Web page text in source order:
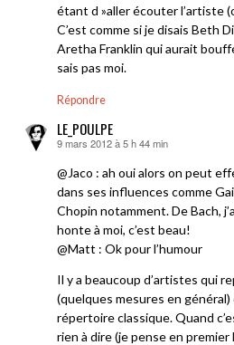
étant d »aller écouter l’artiste
C’est comme si je disais Beth
Aretha Franklin qui aurait
sais pas moi.
Répondre
LE_POULPE
dit :
9 mars 2012 à 5 h 44 min
@Jaco : ah oui alors on peut
dans ses influences comme
Chopin notamment. De Bach,
honte à moi, c’est beau!
@Matt : Ok pour l’humour
Il y a beaucoup d’artistes qui
(quelques mesures en général)
répertoire classique. Quand
rien à dire (je pense en premier